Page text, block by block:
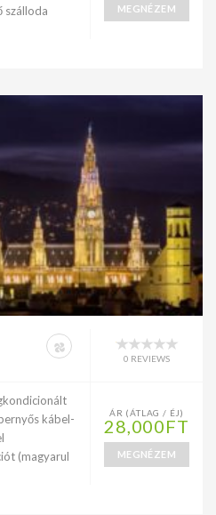
szálloda
MEGNÉZEM
0 REVIEWS
kábel-
(magyarul
ÁR (ÁTLAG / ÉJ)
28,000FT
MEGNÉZEM